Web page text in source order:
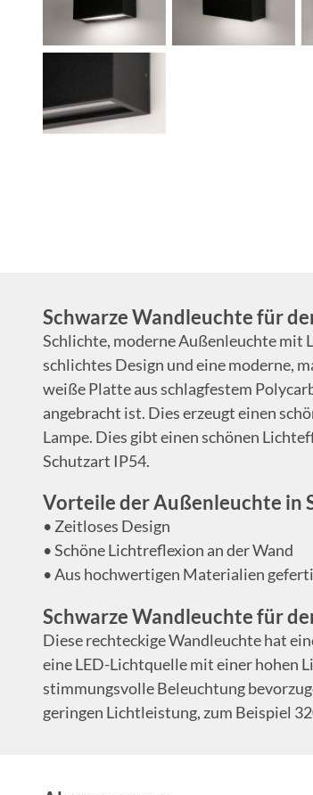
Schwarze Wandleuchte für
Schlichte, moderne Außenleuchte mit
schlichtes Design und eine moderne,
weiße Platte aus schlagfestem
angebracht ist. Dies erzeugt einen
Lampe. Dies gibt einen schönen
Schutzart IP54.
Vorteile der Außenleuchte in
• Zeitloses Design
• Schöne Lichtreflexion an der Wand
• Aus hochwertigen Materialien
Schwarze Wandleuchte für
Diese rechteckige Wandleuchte hat
eine LED-Lichtquelle mit einer hohen
stimmungsvolle Beleuchtung
geringen Lichtleistung, zum Beispiel